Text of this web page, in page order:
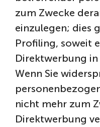
zum Zwecke
einzulegen; dies
Profiling, soweit
Direktwerbung
Wenn Sie
nicht mehr zum
Direktwerbung